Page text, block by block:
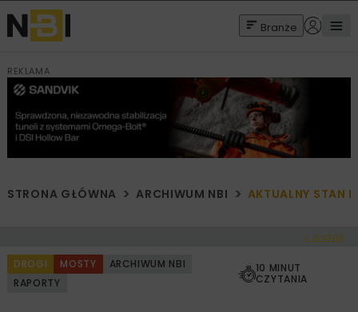
Branże
REKLAMA
STRONA GŁÓWNA ARCHIWUM NBI AKTUALNY STAN
< Cofnij
DROGI MOSTY
ARCHIWUM NBI
RAPORTY
10 MINUT
CZYTANIA